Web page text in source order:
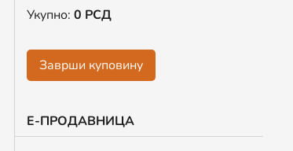
Укупно: 0 РСД
Заврши куповину
Е-ПРОДАВНИЦА